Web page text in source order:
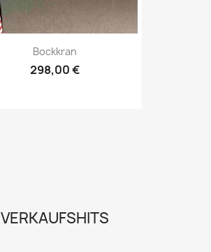
Bockkran
298,00 €
VERKAUFSHITS